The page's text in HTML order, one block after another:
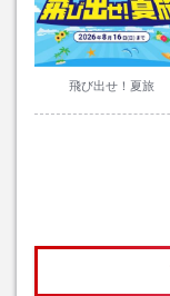
飛び出せ！夏旅